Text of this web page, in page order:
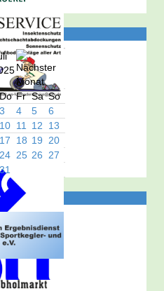
Fr Sa So
3 4 5
6
10 11 12
13
17 18 19 20
24 25 26 27